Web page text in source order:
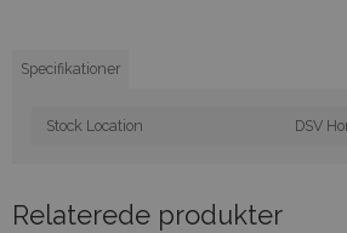
Specifikationer
Stock Location DSV
Relaterede produkter